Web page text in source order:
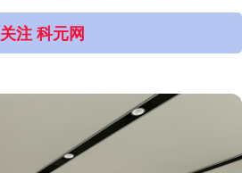
关注 科元网